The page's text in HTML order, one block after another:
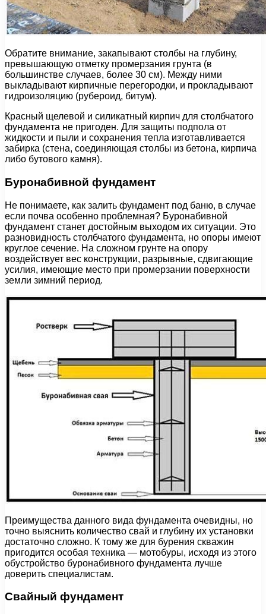
Обратите внимание, закапывают столбы на глубину,
превышающую отметку промерзания грунта (в
большинстве случаев, более 30 см). Между ними
выкладывают кирпичные перегородки, и прокладывают
гидроизоляцию (рубероид, битум).
Красный щелевой и силикатный кирпич для столбчатого
фундамента не пригоден. Для защиты подпола от
жидкости и пыли и сохранения тепла изготавливается
забирка (стена, соединяющая столбы из бетона, кирпича
либо бутового камня).
Буронабивной фундамент
Не понимаете, как залить фундамент под баню, в случае
если почва особенно проблемная? Буронабивной
фундамент станет достойным выходом их ситуации. Это
разновидность столбчатого фундамента, но опоры имеют
круглое сечение. На сложном грунте на опору
воздействует вес конструкции, разрывные, сдвигающие
усилия, имеющие место при промерзании поверхности
земли зимний период.
Преимущества данного вида фундамента очевидны, но
точно выяснить количество свай и глубину их установки
достаточно сложно. К тому же для бурения скважин
пригодится особая техника — мотобуры, исходя из этого
обустройство буронабивного фундамента лучше
доверить специалистам.
Свайный фундамент